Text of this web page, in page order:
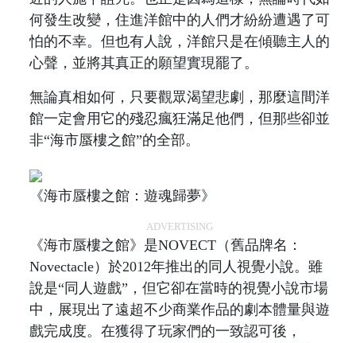
何發生改變，住進洋館中的人們才紛紛遭遇了可
怕的不幸。但也有人說，洋館只是在傾聽主人的
心聲，並將其真正的願望實現罷了。
無論真相如何，只要觀眾渴望悲劇，那麼這間洋
館一定會用它的殘忍瘋狂滿足他們，但那些卻並
非“海市蜃樓之館”的全部。
《海市蜃樓之館：遊魂歸夢》
ADVERTISING
《海市蜃樓之館》是NOVECT（舊品牌名：
Novectacle）於2012年推出的同人視覺小說。雖
說是“同人遊戲”，但它卻在當時的視覺小說市場
中，展現出了遠超不少商業作品的劇本體量與遊
戲完成度。在獲得了玩家們的一致認可後，